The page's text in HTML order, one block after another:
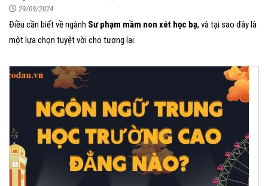
29/09/2024
Điều cần biết về ngành Sư phạm mầm non xét học bạ, và tại sao đây là
một lựa chọn tuyệt vời cho tương lai.